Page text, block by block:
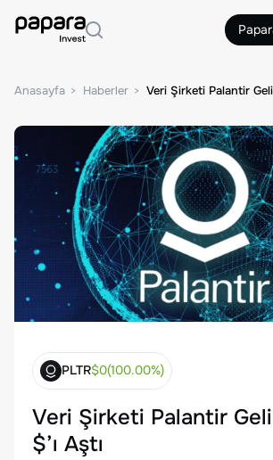
Anasayfa Haberler Veri Şirketi Palantir
PLTR$0(100.00%)
Veri Şirketi Palantir
$’ı Aştı